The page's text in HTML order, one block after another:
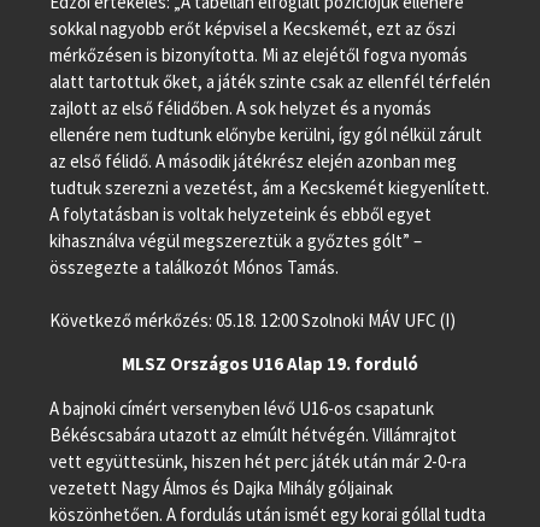
sokkal nagyobb erőt képvisel a Kecskemét, ezt az őszi
mérkőzésen is bizonyította. Mi az elejétől fogva nyomás
alatt tartottuk őket, a játék szinte csak az ellenfél térfelén
zajlott az első félidőben. A sok helyzet és a nyomás
ellenére nem tudtunk előnybe kerülni, így gól nélkül zárult
az első félidő. A második játékrész elején azonban meg
tudtuk szerezni a vezetést, ám a Kecskemét kiegyenlített.
A folytatásban is voltak helyzeteink és ebből egyet
kihasználva végül megszereztük a győztes gólt” –
összegezte a találkozót Mónos Tamás.
Következő mérkőzés: 05.18. 12:00 Szolnoki MÁV UFC (I)
MLSZ Országos U16 Alap 19. forduló
A bajnoki címért versenyben lévő U16-os csapatunk
Békéscsabára utazott az elmúlt hétvégén. Villámrajtot
vett együttesünk, hiszen hét perc játék után már 2-0-ra
vezetett Nagy Álmos és Dajka Mihály góljainak
köszönhetően. A fordulás után ismét egy korai góllal tudta